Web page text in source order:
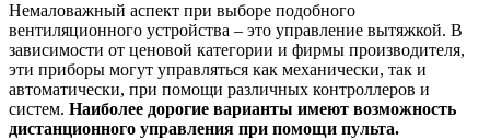
Немаловажный аспект при выборе подобного
вентиляционного устройства – это управление вытяжкой. В
зависимости от ценовой категории и фирмы производителя,
эти приборы могут управляться как механически, так и
автоматически, при помощи различных контроллеров и
систем. Наиболее дорогие варианты имеют возможность
дистанционного управления при помощи пульта.